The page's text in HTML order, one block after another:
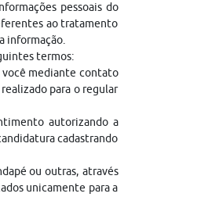
pessoais do
ao tratamento
informação.
termos:
você mediante contato
para o regular
autorizando a
cadastrando
ou outras, através
unicamente para a